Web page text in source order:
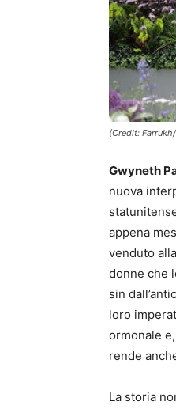
(Credit:
Gwyneth
nuova
appena
venduto
donne che
sin
loro
ormonale
rende
La storia